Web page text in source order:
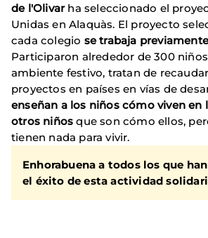
de l'Olivar ha seleccionado el
Unidas en Alaquàs. El proyecto
cada colegio se trabaja
Participaron alrededor de 300
ambiente festivo, tratan de
proyectos en países en vías de
enseñan a los niños cómo viven en
otros niños que son cómo ellos,
tienen nada para vivir.
Enhorabuena a todos los que
el éxito de esta actividad